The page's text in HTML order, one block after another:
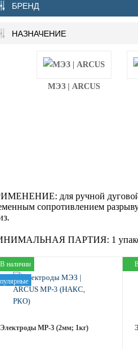
БРЕНД
НАЗНАЧЕНИЕ
МЭЗ | ARCUS
для ручной
сопротивлением
ПАРТИЯ: 1
В наличии
Электроды МР-3 (2мм; 1кг)